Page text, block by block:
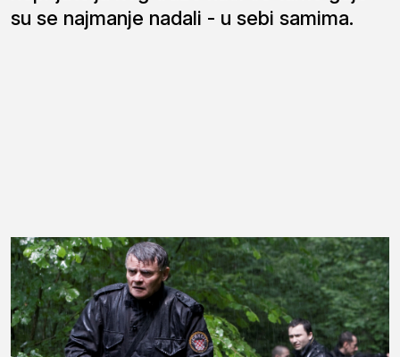
su se najmanje nadali - u sebi samima.